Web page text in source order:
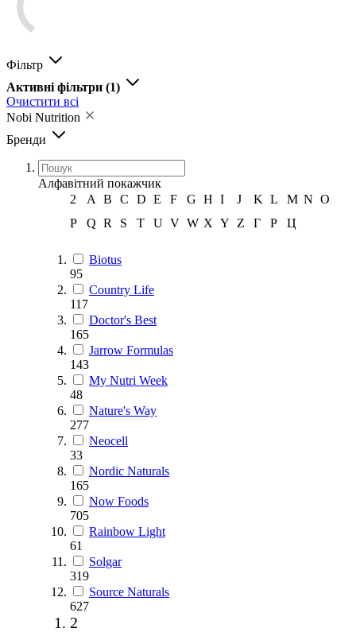
Фільтр
Активні фільтри (1)
Очистити всі
Nobi Nutrition
Бренди
Алфавітний покажчик
2
A B C D E F G H I J K L M N O
P
Q R S T U V W X Y Z Г Р Ц
Biotus
95
Country Life
117
Doctor's Best
165
Jarrow Formulas
143
My Nutri Week
48
Nature's Way
277
Neocell
33
Nordic Naturals
165
Now Foods
705
Rainbow Light
61
Solgar
319
Source Naturals
627
2